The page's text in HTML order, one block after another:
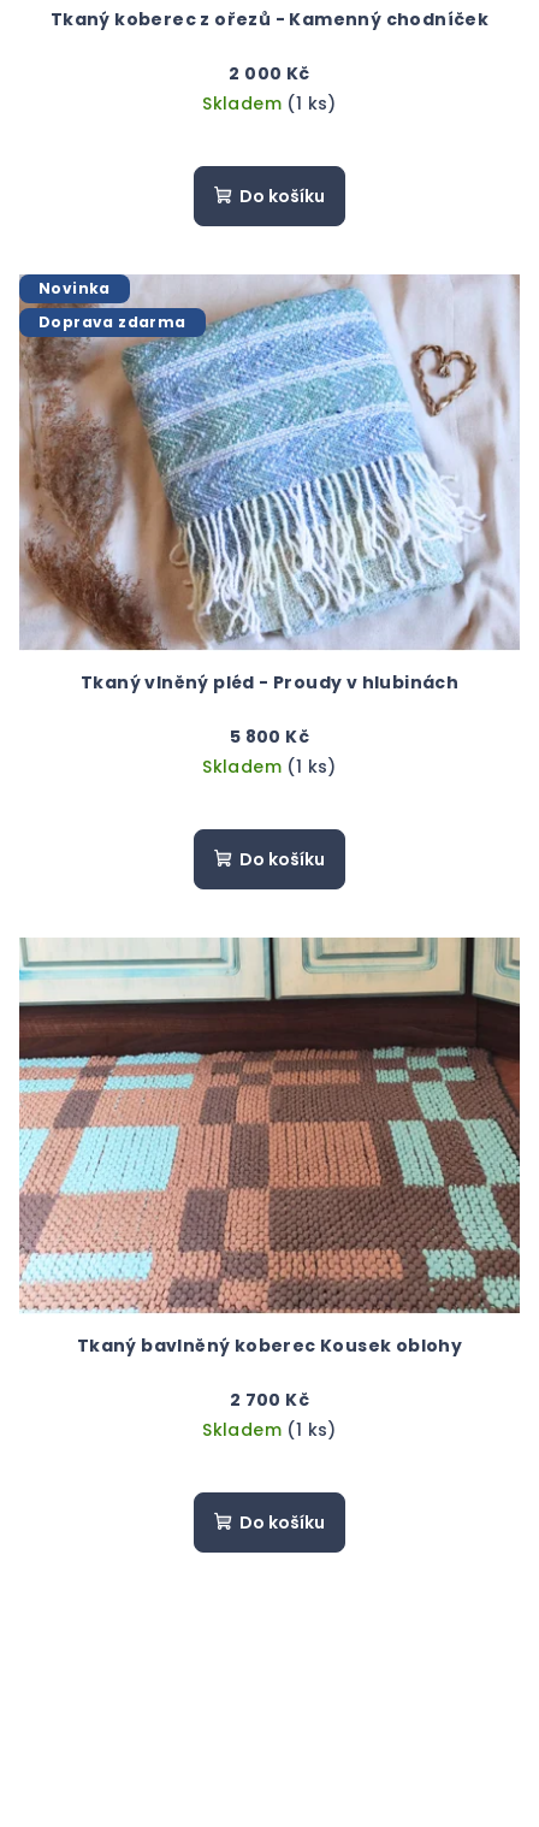
Tkaný koberec z ořezů - Kamenný chodníček
2 000 Kč
Skladem (1 ks)
Do košíku
Novinka
Doprava zdarma
Tkaný vlněný pléd - Proudy v hlubinách
5 800 Kč
Skladem (1 ks)
Do košíku
Tkaný bavlněný koberec Kousek oblohy
2 700 Kč
Skladem (1 ks)
Do košíku